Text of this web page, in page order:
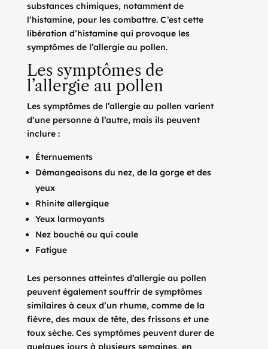
substances chimiques, notamment de
l’histamine, pour les combattre. C’est cette
libération d’histamine qui provoque les
symptômes de l’allergie au pollen.
Les symptômes de
l’allergie au pollen
Les symptômes de l’allergie au pollen varient
d’une personne à l’autre, mais ils peuvent
inclure :
Éternuements
Démangeaisons du nez, de la gorge et des
yeux
Rhinite allergique
Yeux larmoyants
Nez bouché ou qui coule
Fatigue
Les personnes atteintes d’allergie au pollen
peuvent également souffrir de symptômes
similaires à ceux d’un rhume, comme de la
fièvre, des maux de tête, des frissons et une
toux sèche. Ces symptômes peuvent durer de
quelques jours à plusieurs semaines, en